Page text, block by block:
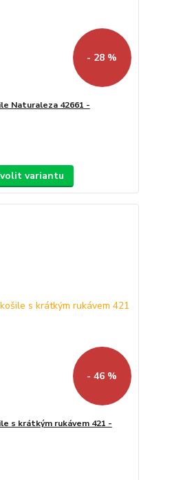
- 28 %
Naturaleza 42661 -
variantu
- 46 %
s krátkým rukávem 421 -